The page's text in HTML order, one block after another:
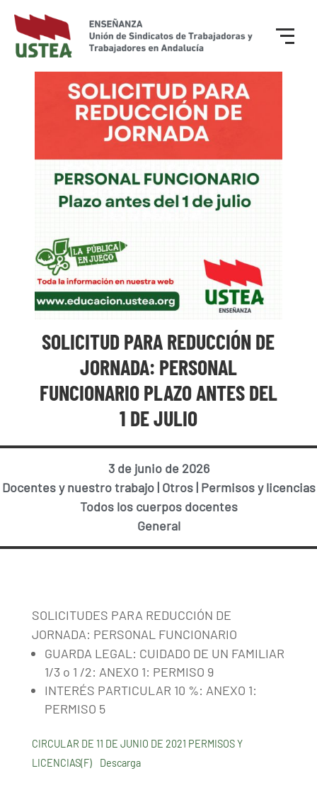
SOLICITUD PARA REDUCCIÓN DE
JORNADA: PERSONAL
FUNCIONARIO PLAZO ANTES DEL
1 DE JULIO
3 de junio de 2026
Docentes y nuestro trabajo| Otros| Permisos y licencias
Todos los cuerpos docentes
General
SOLICITUDES PARA REDUCCIÓN DE
JORNADA: PERSONAL FUNCIONARIO
GUARDA LEGAL: CUIDADO DE UN FAMILIAR
1/3 o 1 /2: ANEXO 1: PERMISO 9
INTERÉS PARTICULAR 10 %: ANEXO 1:
PERMISO 5
CIRCULAR DE 11 DE JUNIO DE 2021 PERMISOS Y
LICENCIAS(F)
Descarga